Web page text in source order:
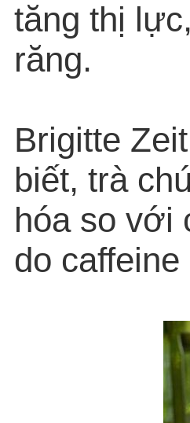
tăng thị
răng.
Brigitte
biết, trà
hóa so với
do